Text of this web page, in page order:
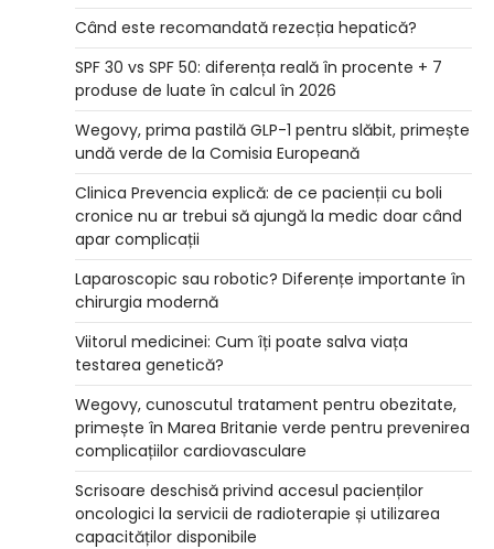
Când este recomandată rezecția hepatică?
SPF 30 vs SPF 50: diferența reală în procente + 7
produse de luate în calcul în 2026
Wegovy, prima pastilă GLP-1 pentru slăbit, primește
undă verde de la Comisia Europeană
Clinica Prevencia explică: de ce pacienții cu boli
cronice nu ar trebui să ajungă la medic doar când
apar complicații
Laparoscopic sau robotic? Diferențe importante în
chirurgia modernă
Viitorul medicinei: Cum îți poate salva viața
testarea genetică?
Wegovy, cunoscutul tratament pentru obezitate,
primește în Marea Britanie verde pentru prevenirea
complicațiilor cardiovasculare
Scrisoare deschisă privind accesul pacienților
oncologici la servicii de radioterapie și utilizarea
capacităților disponibile